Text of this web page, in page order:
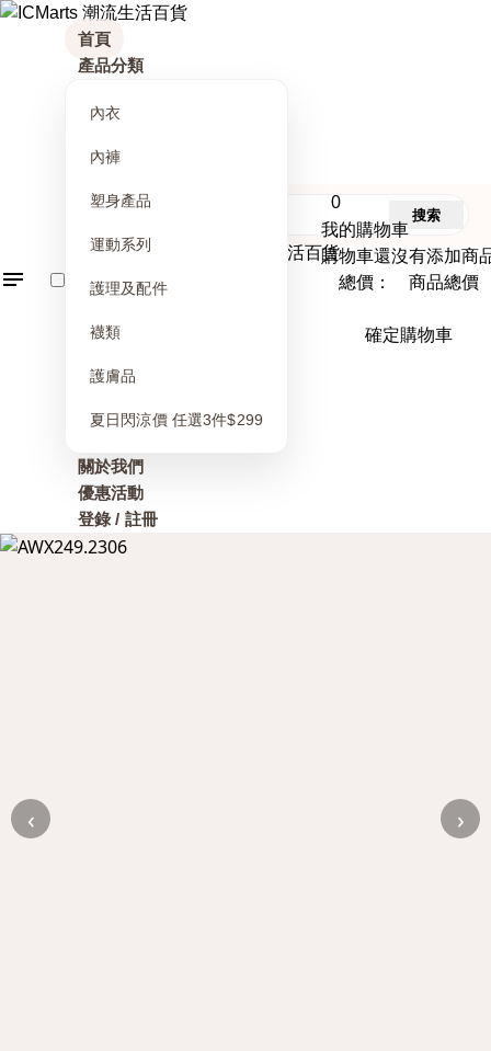
首頁
產品分類
內衣
內褲
塑身產品
運動系列
護理及配件
襪類
護膚品
夏日閃涼價 任選3件$299
關於我們
優惠活動
登錄 / 註冊
0
我的購物車
購物車還沒有添加商
總價： 商品總價
確定購物車
搜索
‹ ›